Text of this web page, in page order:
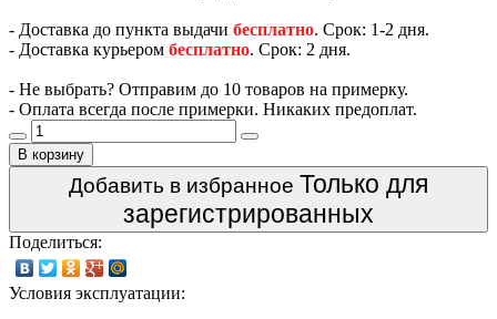
- Доставка до пункта выдачи бесплатно. Срок: 1-2 дня.
- Доставка курьером бесплатно. Срок: 2 дня.
- Не выбрать? Отправим до 10 товаров на примерку.
- Оплата всегда после примерки. Никаких предоплат.
В корзину
Добавить в избранное Только для
зарегистрированных
Поделиться:
Условия эксплуатации: